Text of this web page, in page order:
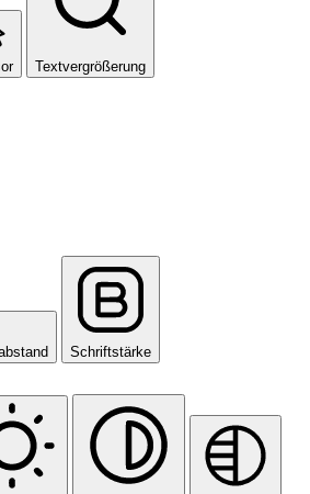
Textvergrößerung
Schriftstärke